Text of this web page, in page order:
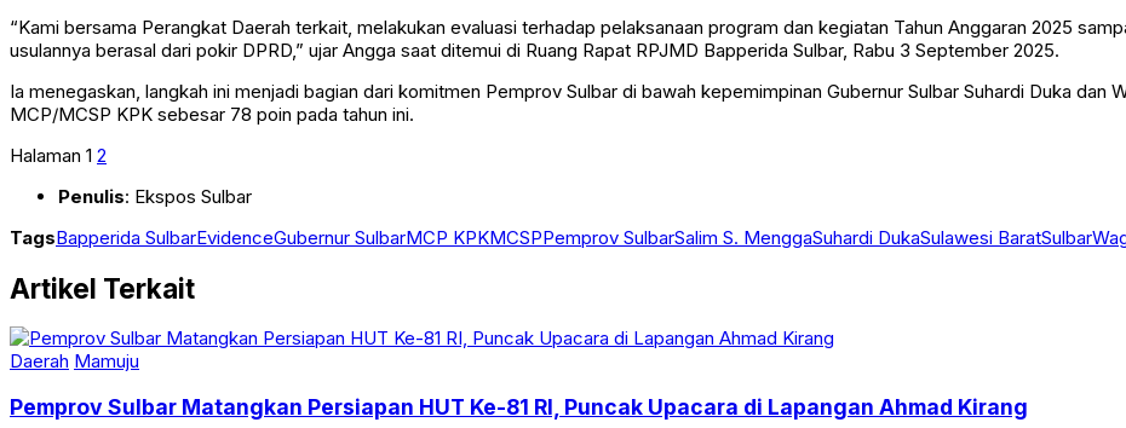
“Kami bersama Perangkat Daerah terkait, melakukan evaluasi terhadap pelaksanaan program dan kegiatan Tahun Anggaran 2025
usulannya berasal dari pokir DPRD,” ujar Angga saat ditemui di Ruang Rapat RPJMD Bapperida Sulbar, Rabu 3 September 2025.
Ia menegaskan, langkah ini menjadi bagian dari komitmen Pemprov Sulbar di bawah kepemimpinan Gubernur Sulbar Suhardi Duka dan
MCP/MCSP KPK sebesar 78 poin pada tahun ini.
Halaman 1 2
Penulis: Ekspos Sulbar
TagsBapperida SulbarEvidenceGubernur SulbarMCP KPKMCSPPemprov SulbarSalim S. MenggaSuhardi DukaSulawesi BaratSulbar
Artikel Terkait
Daerah Mamuju
Pemprov Sulbar Matangkan Persiapan HUT Ke-81 RI, Puncak Upacara di Lapangan Ahmad Kirang